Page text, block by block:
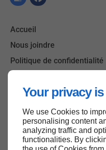
Your privacy
We use Cookies to
personalising content
analyzing traffic and
functionalities. By
Accueil
Nous joindre
Politique de confidentialité